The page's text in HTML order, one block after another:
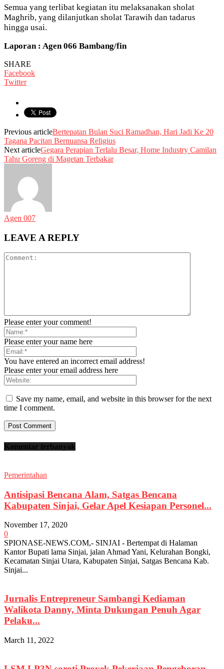
Semua yang terlibat kegiatan itu melaksanakan sholat
Maghrib, yang dilanjutkan sholat Tarawih dan tadarus
hingga usai.
Laporan : Agen 066 Bambang/fin
SHARE
Facebook
Twitter
Previous articleBertepatan Bulan Suci Ramadhan, Hari Jadi Ke 20
Tagana Pacitan Bernuansa Religius
Next articleGegara Perapian Terlalu Besar, Home Industry Camilan
Tahu Goreng di Magetan Terbakar
Agen 007
LEAVE A REPLY
Please enter your comment!
Please enter your name here
You have entered an incorrect email address!
Please enter your email address here
Save my name, email, and website in this browser for the next
time I comment.
Komentar terbanyak
Pemerintahan
Antisipasi Bencana Alam, Satgas Bencana
Kabupaten Sinjai, Gelar Apel Kesiapan Personel...
November 17, 2020
0
SPIONASE-NEWS.COM,- SINJAI - Bertempat di Halaman
Kantor Bupati lama Sinjai, jalan Ahmad Yani, Kelurahan Bongki,
Kecamatan Sinjai Utara, Kabupaten Sinjai, Satgas Bencana Kab.
Sinjai...
Jurnalis Entrepreneur Sambangi Kediaman
Walikota Danny, Minta Dukungan Penuh Agar
Pelaku...
March 11, 2022